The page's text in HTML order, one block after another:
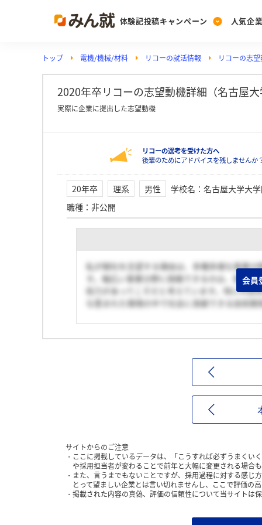
体験記投稿キャンペーン
Post
投稿する
人気企
Ranking
ランキングを見る
Vote
投票する
PickUp
注目の企業特集
トップ 電機/機械/材料 リコーの就活情報 リコーの志
2020年卒リコーの志望動機詳細（名古屋
実際に企業に提出した志望動機
リコーの選考を受けた方へ
後輩のためにアドバイスを残しません
20年卒 理系 男性 学校名 ： 名古屋大学大
職種 ： 非公開
私が御社を志望する理由は、多種多様な事業
す。幅広い事業分野に挑戦できるのは、若手
術力があってこそだと考えています。特にAI
な恵まれた環境の中で社会に貢献できる技術
会員
サイトからのご注意
ここに掲載しているデータは、「こうすれば必ずうまくい
や採用担当者が変わることで前年と大幅に変更される場合
また、言うまでもないことですが、採用過程に対する感じ
とって望ましい企業とは言い切れませんし、ここで評価の
掲載された内容の真偽、評価の信頼性について当サイトは